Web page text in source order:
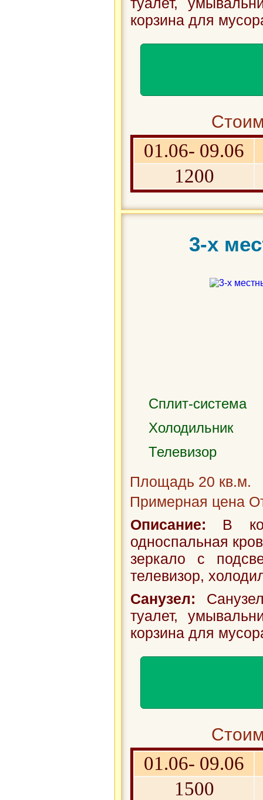
корзина для
01.06- 09.06
1200
3-х
Сплит-система
Холодильник
Телевизор
Площадь 20 кв.м.
Примерная цена
Описание: В
односпальная
зеркало с
телевизор,
Санузел:
туалет,
корзина для
01.06- 09.06
1500